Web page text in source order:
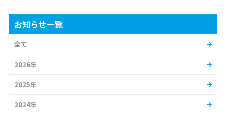
お知らせ一覧
全て
2026年
2025年
2024年